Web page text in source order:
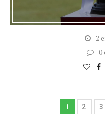
2
0
1 2 3